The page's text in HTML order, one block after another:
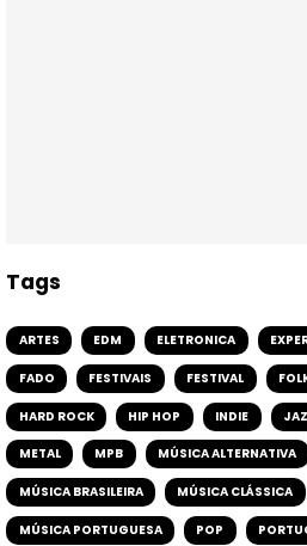
Tags
ARTES EDM ELETRONICA
FADO FESTIVAIS FESTIVAL
HARD ROCK HIP HOP INDIE
METAL MPB MÚSICA ALTERNATIVA
MÚSICA BRASILEIRA MÚSICA CLÁSSICA
MÚSICA PORTUGUESA POP